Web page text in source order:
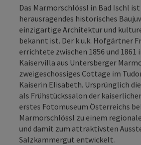
Das Marmorschlössl in Bad Ischl
herausragendes historisches
einzigartige Architektur und
bekannt ist. Der k.u.k. Hofgärtner
errichtete zwischen 1856 und 1861
Kaiservilla aus Untersberger
zweigeschossiges Cottage im
Kaiserin Elisabeth. Ursprünglich
als Frühstückssalon der
erstes Fotomuseum Österreichs
Marmorschlössl zu einem
und damit zum attraktivsten
Salzkammergut entwickelt.